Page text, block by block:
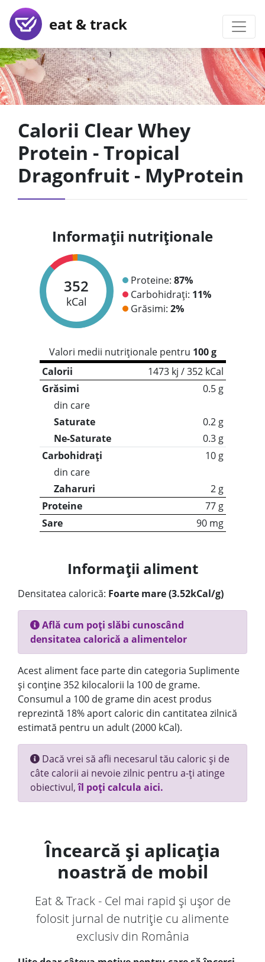
eat & track
Calorii Clear Whey
Protein - Tropical
Dragonfruit - MyProtein
Informații nutriționale
352
kCal
Proteine: 87%
Carbohidrați: 11%
Grăsimi: 2%
Valori medii nutriționale pentru 100 g
Calorii
1473 kj / 352 kCal
Grăsimi
0.5 g
din care
Saturate
0.2 g
Ne-Saturate
0.3 g
Carbohidrați
10 g
din care
Zaharuri
2 g
Proteine
77 g
Sare
90 mg
Informații aliment
Densitatea calorică: Foarte mare (3.52kCal/g)
Află cum poți slăbi cunoscând
densitatea calorică a alimentelor
Acest aliment face parte din categoria Suplimente
și conține 352 kilocalorii la 100 de grame.
Consumul a 100 de grame din acest produs
reprezintă 18% aport caloric din cantitatea zilnică
estimată pentru un adult (2000 kCal).
Dacă vrei să afli necesarul tău caloric și de
câte calorii ai nevoie zilnic pentru a-ți atinge
obiectivul,îl poți calcula aici.
Încearcă și aplicația
noastră de mobil
Eat & Track - Cel mai rapid și ușor de
folosit jurnal de nutriție cu alimente
exclusiv din România